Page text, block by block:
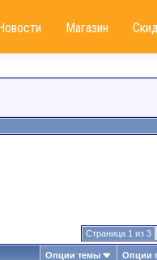
Магазин
Страница 1 из 3
Опции темы Опции